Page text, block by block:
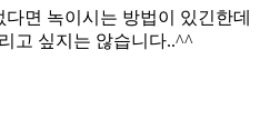
면 녹이시는 방법이 있긴한데
고 싶지는 않습니다..^^